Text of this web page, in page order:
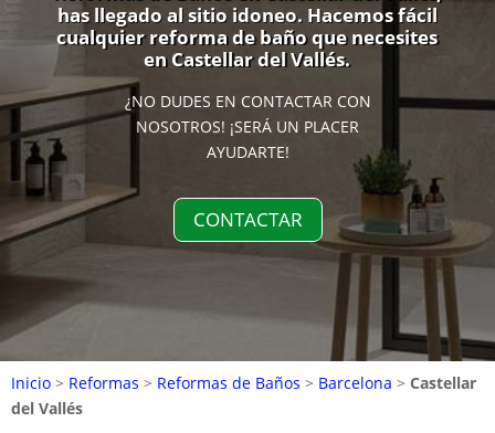
has llegado al sitio idoneo. Hacemos fácil
cualquier reforma de baño que necesites
en Castellar del Vallés.
¿NO DUDES EN CONTACTAR CON
NOSOTROS! ¡SERÁ UN PLACER
AYUDARTE!
CONTACTAR
Inicio > Reformas > Reformas de Baños > Barcelona > Castellar
del Vallés